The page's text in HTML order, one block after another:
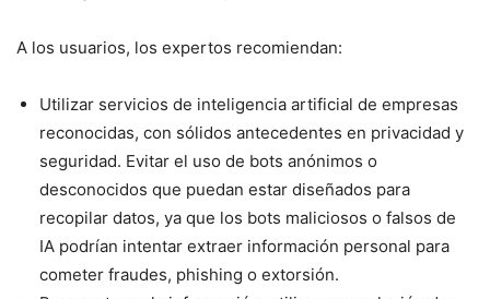
A los usuarios, los expertos recomiendan:
Utilizar servicios de inteligencia artificial de empresas
reconocidas, con sólidos antecedentes en privacidad y
seguridad. Evitar el uso de bots anónimos o
desconocidos que puedan estar diseñados para
recopilar datos, ya que los bots maliciosos o falsos de
IA podrían intentar extraer información personal para
cometer fraudes, phishing o extorsión.